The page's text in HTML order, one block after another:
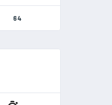
64